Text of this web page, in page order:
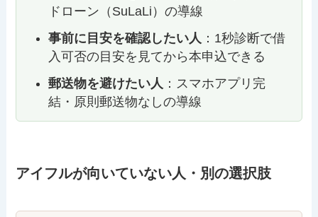
ドローン（SuLaLi）の導線
事前に目安を確認したい人 ：1秒診断で借
入可否の目安を見てから本申込できる
郵送物を避けたい人 ：スマホアプリ完
結・原則郵送物なしの導線
アイフルが向いていない人・別の選択肢